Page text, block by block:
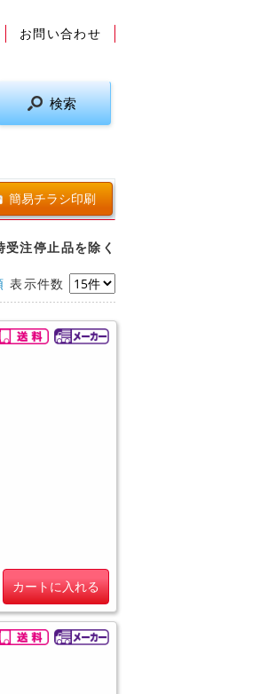
お問い合わせ
注停止品を除く
表示件数
カートに入れる